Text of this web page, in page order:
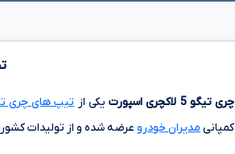
چری تیگو5 لاکچری اسپورتیکی ازتیپ های چری
کمپانیمدیران خودرو عرضه شده و از تولیدات کشور